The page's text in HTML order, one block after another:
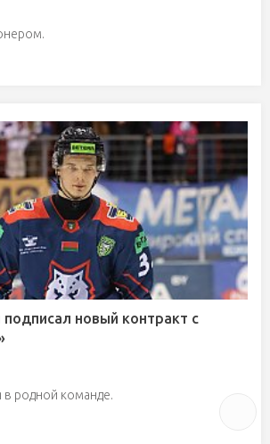
новый контракт с
в родной команде.